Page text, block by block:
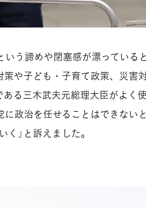
いう諦めや閉塞感が漂っている
や子ども・子育て政策、災害
る三木武夫元総理大臣がよく
政治を任せることはできないと
」と訴えました。